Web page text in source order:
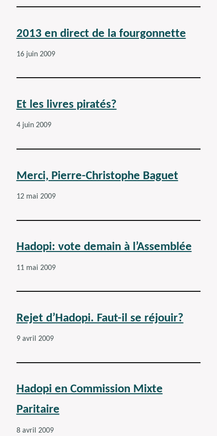
2013 en direct de la fourgonnette
16 juin 2009
Et les livres piratés?
4 juin 2009
Merci, Pierre-Christophe Baguet
12 mai 2009
Hadopi: vote demain à l’Assemblée
11 mai 2009
Rejet d’Hadopi. Faut-il se réjouir?
9 avril 2009
Hadopi en Commission Mixte
Paritaire
8 avril 2009